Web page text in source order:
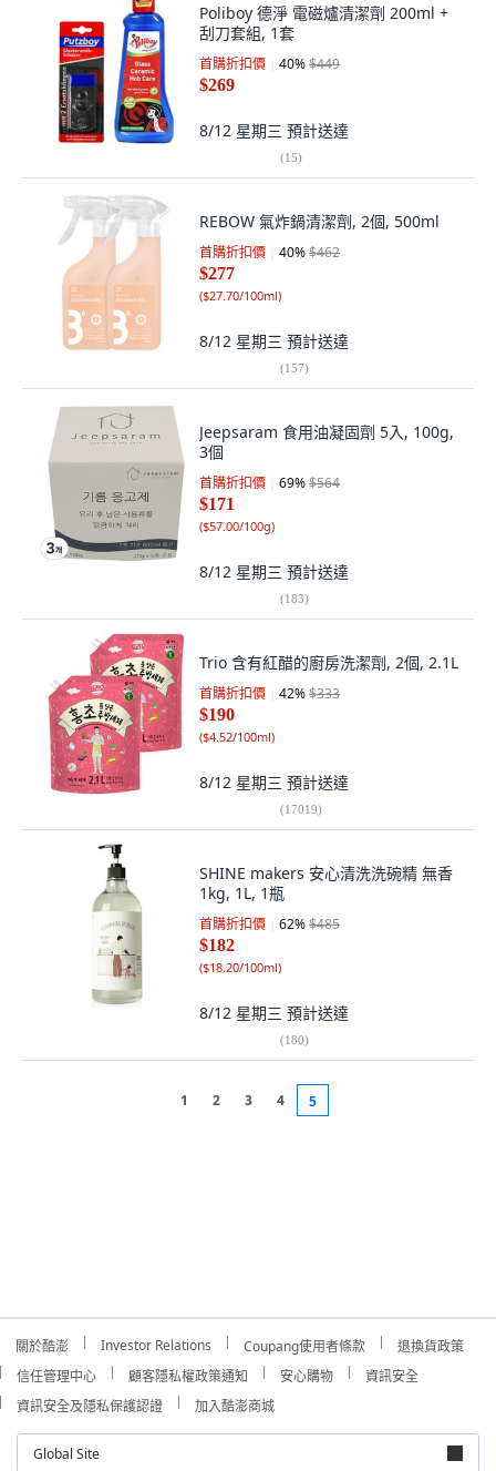
Poliboy 德淨 電磁爐清潔劑 200ml +
刮刀套組, 1套
首購折扣價 40%$449
$269
8/12 星期三 預計送達
(15)
REBOW 氣炸鍋清潔劑, 2個, 500ml
首購折扣價 40%$462
$277
($27.70/100ml)
8/12 星期三 預計送達
(157)
Jeepsaram 食用油凝固劑 5入, 100g,
3個
首購折扣價 69%$564
$171
($57.00/100g)
8/12 星期三 預計送達
(183)
Trio 含有紅醋的廚房洗潔劑, 2個, 2.1L
首購折扣價 42%$333
$190
($4.52/100ml)
8/12 星期三 預計送達
(17019)
SHINE makers 安心清洗洗碗精 無香
1kg, 1L, 1瓶
首購折扣價 62%$485
$182
($18.20/100ml)
8/12 星期三 預計送達
(180)
1 2 3 4 5
關於酷澎 Investor Relations Coupang使用者條款
退換貨政策
信任管理中心
顧客隱私權政策通知 安心購物
資訊安全
資訊安全及隱私保護認證
加入酷澎商城
Global Site